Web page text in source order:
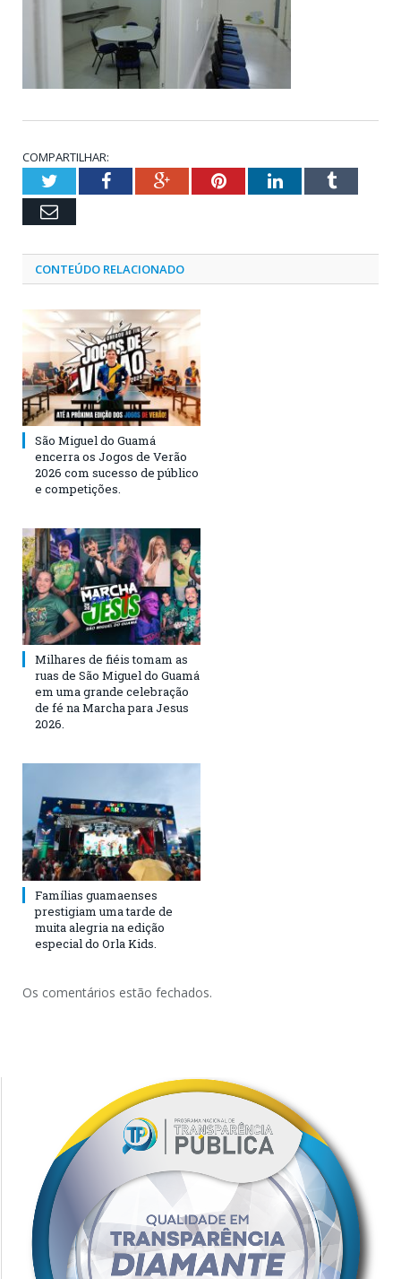
COMPARTILHAR:
TwitterFacebookGoogle+PinterestLinkedInTumblr
Email
CONTEÚDO RELACIONADO
São Miguel do Guamá
encerra os Jogos de Verão
2026 com sucesso de público
e competições.
Milhares de fiéis tomam as
ruas de São Miguel do Guamá
em uma grande celebração
de fé na Marcha para Jesus
2026.
Famílias guamaenses
prestigiam uma tarde de
muita alegria na edição
especial do Orla Kids.
Os comentários estão fechados.